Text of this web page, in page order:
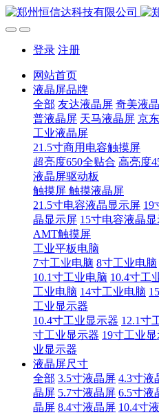
登录 注册
网站首页
液晶屏品牌
全部 友达液晶屏 奇美液
普液晶屏 天马液晶屏 京
工业液晶屏
21.5寸商用电容触摸屏
超亮度650全贴合 高亮度
液晶屏驱动板
触摸屏 触摸液晶屏
21.5寸电容液晶显示屏 19
晶显示屏 15寸电容液晶
AMT触摸屏
工业平板电脑
7寸工业电脑 8寸工业电脑
10.1寸工业电脑 10.4寸工
工业电脑 14寸工业电脑
工业显示器
10.4寸工业显示器 12.1寸
寸工业显示器 19寸工业
业显示器
液晶屏尺寸
全部 3.5寸液晶屏 4.3寸液
晶屏 5.7寸液晶屏 6.5寸液
晶屏 8.4寸液晶屏 10.4寸